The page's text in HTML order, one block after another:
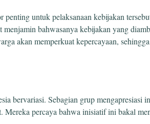
untuk pelaksanaan kebijakan
bahwasanya kebijakan yang
akan memperkuat kepercayaan,
bervariasi. Sebagian grup mengapresiasi
percaya bahwa inisiatif ini bakal